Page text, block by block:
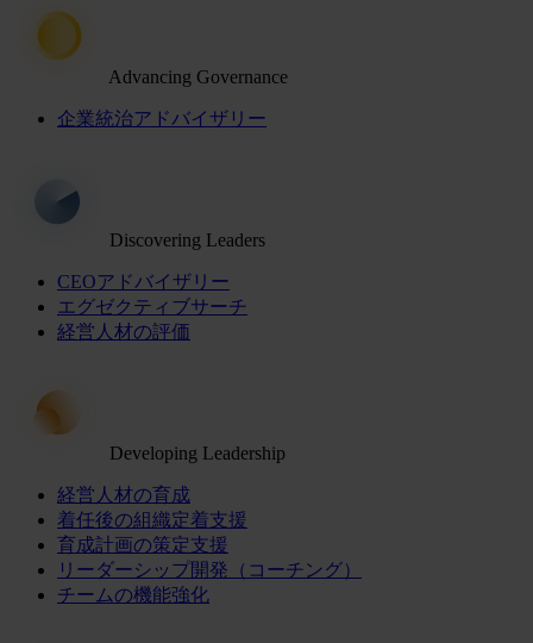
Advancing Governance
企業統治アドバイザリー
Discovering Leaders
CEOアドバイザリー
エグゼクティブサーチ
経営人材の評価
Developing Leadership
経営人材の育成
着任後の組織定着支援
育成計画の策定支援
リーダーシップ開発（コーチング）
チームの機能強化